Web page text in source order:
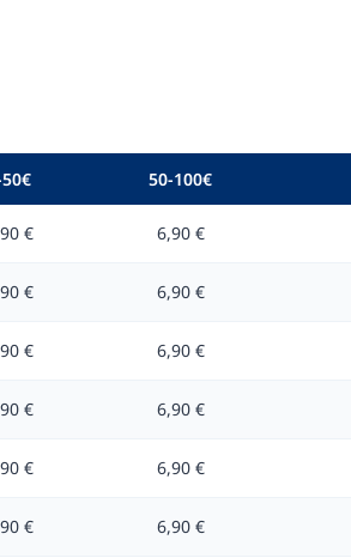
50-100€
€ 6,90 €
€ 6,90 €
€ 6,90 €
€ 6,90 €
€ 6,90 €
€ 6,90 €